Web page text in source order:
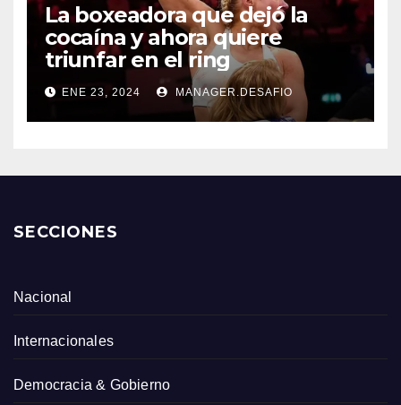
La boxeadora que dejó la
cocaína y ahora quiere
triunfar en el ring​
ENE 23, 2024 MANAGER.DESAFIO
SECCIONES
Nacional
Internacionales
Democracia & Gobierno